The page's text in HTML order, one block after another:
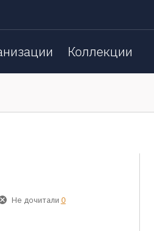
Коллекции
Не дочитали 0